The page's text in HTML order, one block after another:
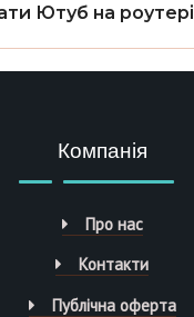
Ютуб на роутері
Компанія
Про нас
Контакти
Публічна оферта